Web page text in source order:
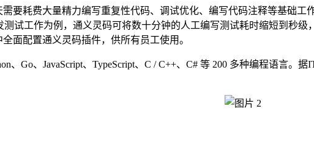
要耗费大量精力编写重复性代码、调试优化、编写代码注释等基础
试工作为例，通义灵码可将数十分钟的人工编写测试耗时缩短到秒级
面配置通义灵码插件，供所有员工使用。
、Go、JavaScript、TypeScript、C / C++、C# 等 200 多种编程语言